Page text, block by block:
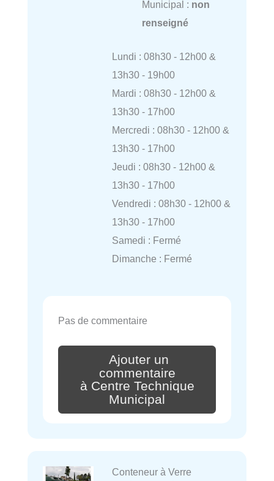
Municipal : non
renseigné
Lundi : 08h30 - 12h00 &
13h30 - 19h00
Mardi : 08h30 - 12h00 &
13h30 - 17h00
Mercredi : 08h30 - 12h00 &
13h30 - 17h00
Jeudi : 08h30 - 12h00 &
13h30 - 17h00
Vendredi : 08h30 - 12h00 &
13h30 - 17h00
Samedi : Fermé
Dimanche : Fermé
Pas de commentaire
Ajouter un
commentaire
à Centre Technique
Municipal
Conteneur à Verre